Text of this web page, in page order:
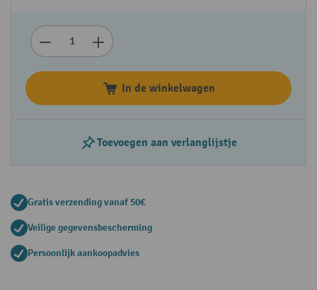
In de winkelwagen
Toevoegen aan verlanglijstje
Gratis verzending vanaf 50€
Veilige gegevensbescherming
Persoonlijk aankoopadvies